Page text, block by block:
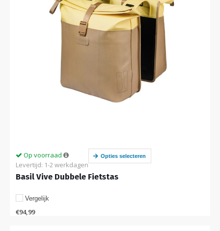
Basil Vive Dubbele Fietstas
Op voorraad
Levertijd: 1-2 werkdagen
€94,99
Opties selecteren
Vergelijk